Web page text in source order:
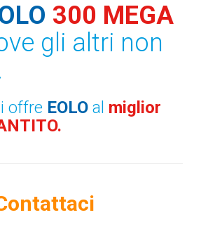
300 MEGA
gli altri non
offre EOLO al miglior